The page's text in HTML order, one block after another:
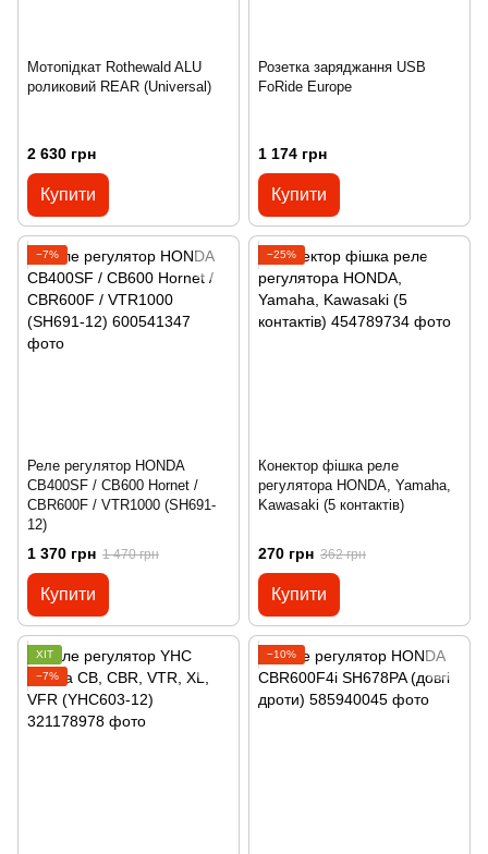
Мотопідкат Rothewald ALU
роликовий REAR (Universal)
2 630 грн
Купити
Розетка заряджання USB
FoRide Europe
1 174 грн
Купити
−7%
Реле регулятор HONDA
CB400SF / CB600 Hornet /
CBR600F / VTR1000 (SH691-
12)
1 370 грн 1 470 грн
Купити
−25%
Конектор фішка реле
регулятора HONDA, Yamaha,
Kawasaki (5 контактів)
270 грн 362 грн
Купити
ХІТ
−7%
−10%